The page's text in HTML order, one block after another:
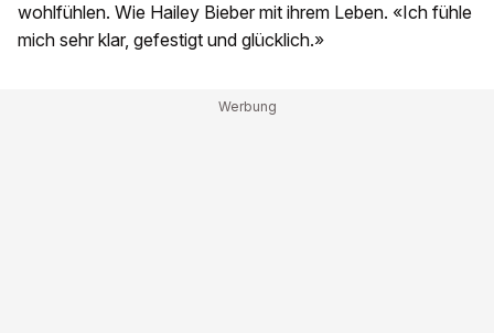
wohlfühlen. Wie Hailey Bieber mit ihrem Leben. «Ich fühle
mich sehr klar, gefestigt und glücklich.»